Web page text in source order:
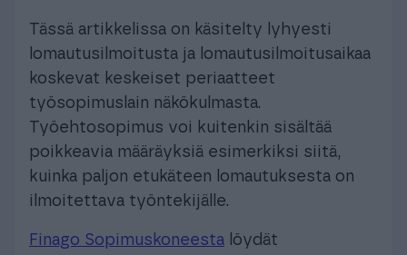
Tässä artikkelissa on käsitelty lyhyesti
lomautusilmoitusta ja lomautusilmoitusaikaa
koskevat keskeiset periaatteet
työsopimuslain näkökulmasta.
Työehtosopimus voi kuitenkin sisältää
poikkeavia määräyksiä esimerkiksi siitä,
kuinka paljon etukäteen lomautuksesta on
ilmoitettava työntekijälle.
Finago Sopimuskoneesta löydät